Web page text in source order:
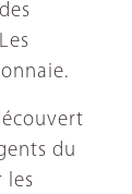
du
les